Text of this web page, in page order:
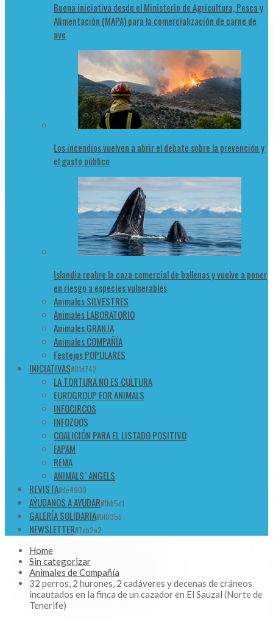
Buena iniciativa desde el Ministerio de Agricultura, Pesca y
Alimentación (MAPA) para la comercialización de carne de
ave
Los incendios vuelven a abrir el debate sobre la prevención y
el gasto público
Islandia reabre la caza comercial de ballenas y vuelve a poner
en riesgo a especies vulnerables
Animales SILVESTRES
Animales LABORATORIO
Animales GRANJA
Animales COMPAÑÍA
Festejos POPULARES
INICIATIVAS#81d742
LA TORTURA NO ES CULTURA
EUROGROUP FOR ANIMALS
INFOCIRCOS
INFOZOOS
COALICIÓN PARA EL LISTADO POSITIVO
FAPAM
REMA
ANIMALS´ ANGELS
REVISTA#de4900
AÝUDANOS A AYUDAR#1bb5d1
GALERÍA SOLIDARIA#bf035b
NEWSLETTER#7eb2e2
Home
Sin categorizar
Animales de Compañía
32 perros, 2 hurones, 2 cadáveres y decenas de cráneos
incautados en la finca de un cazador en El Sauzal (Norte de
Tenerife)